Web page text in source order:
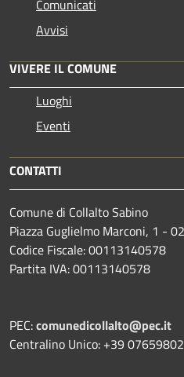
Comunicati
Avvisi
VIVERE IL COMUNE
Luoghi
Eventi
CONTATTI
Comune di Collalto Sabino
Piazza Guglielmo Marconi, 1 -
Codice Fiscale: 00113140578
Partita IVA: 00113140578
PEC:comunedicollalto@pec.it
Centralino Unico: +39